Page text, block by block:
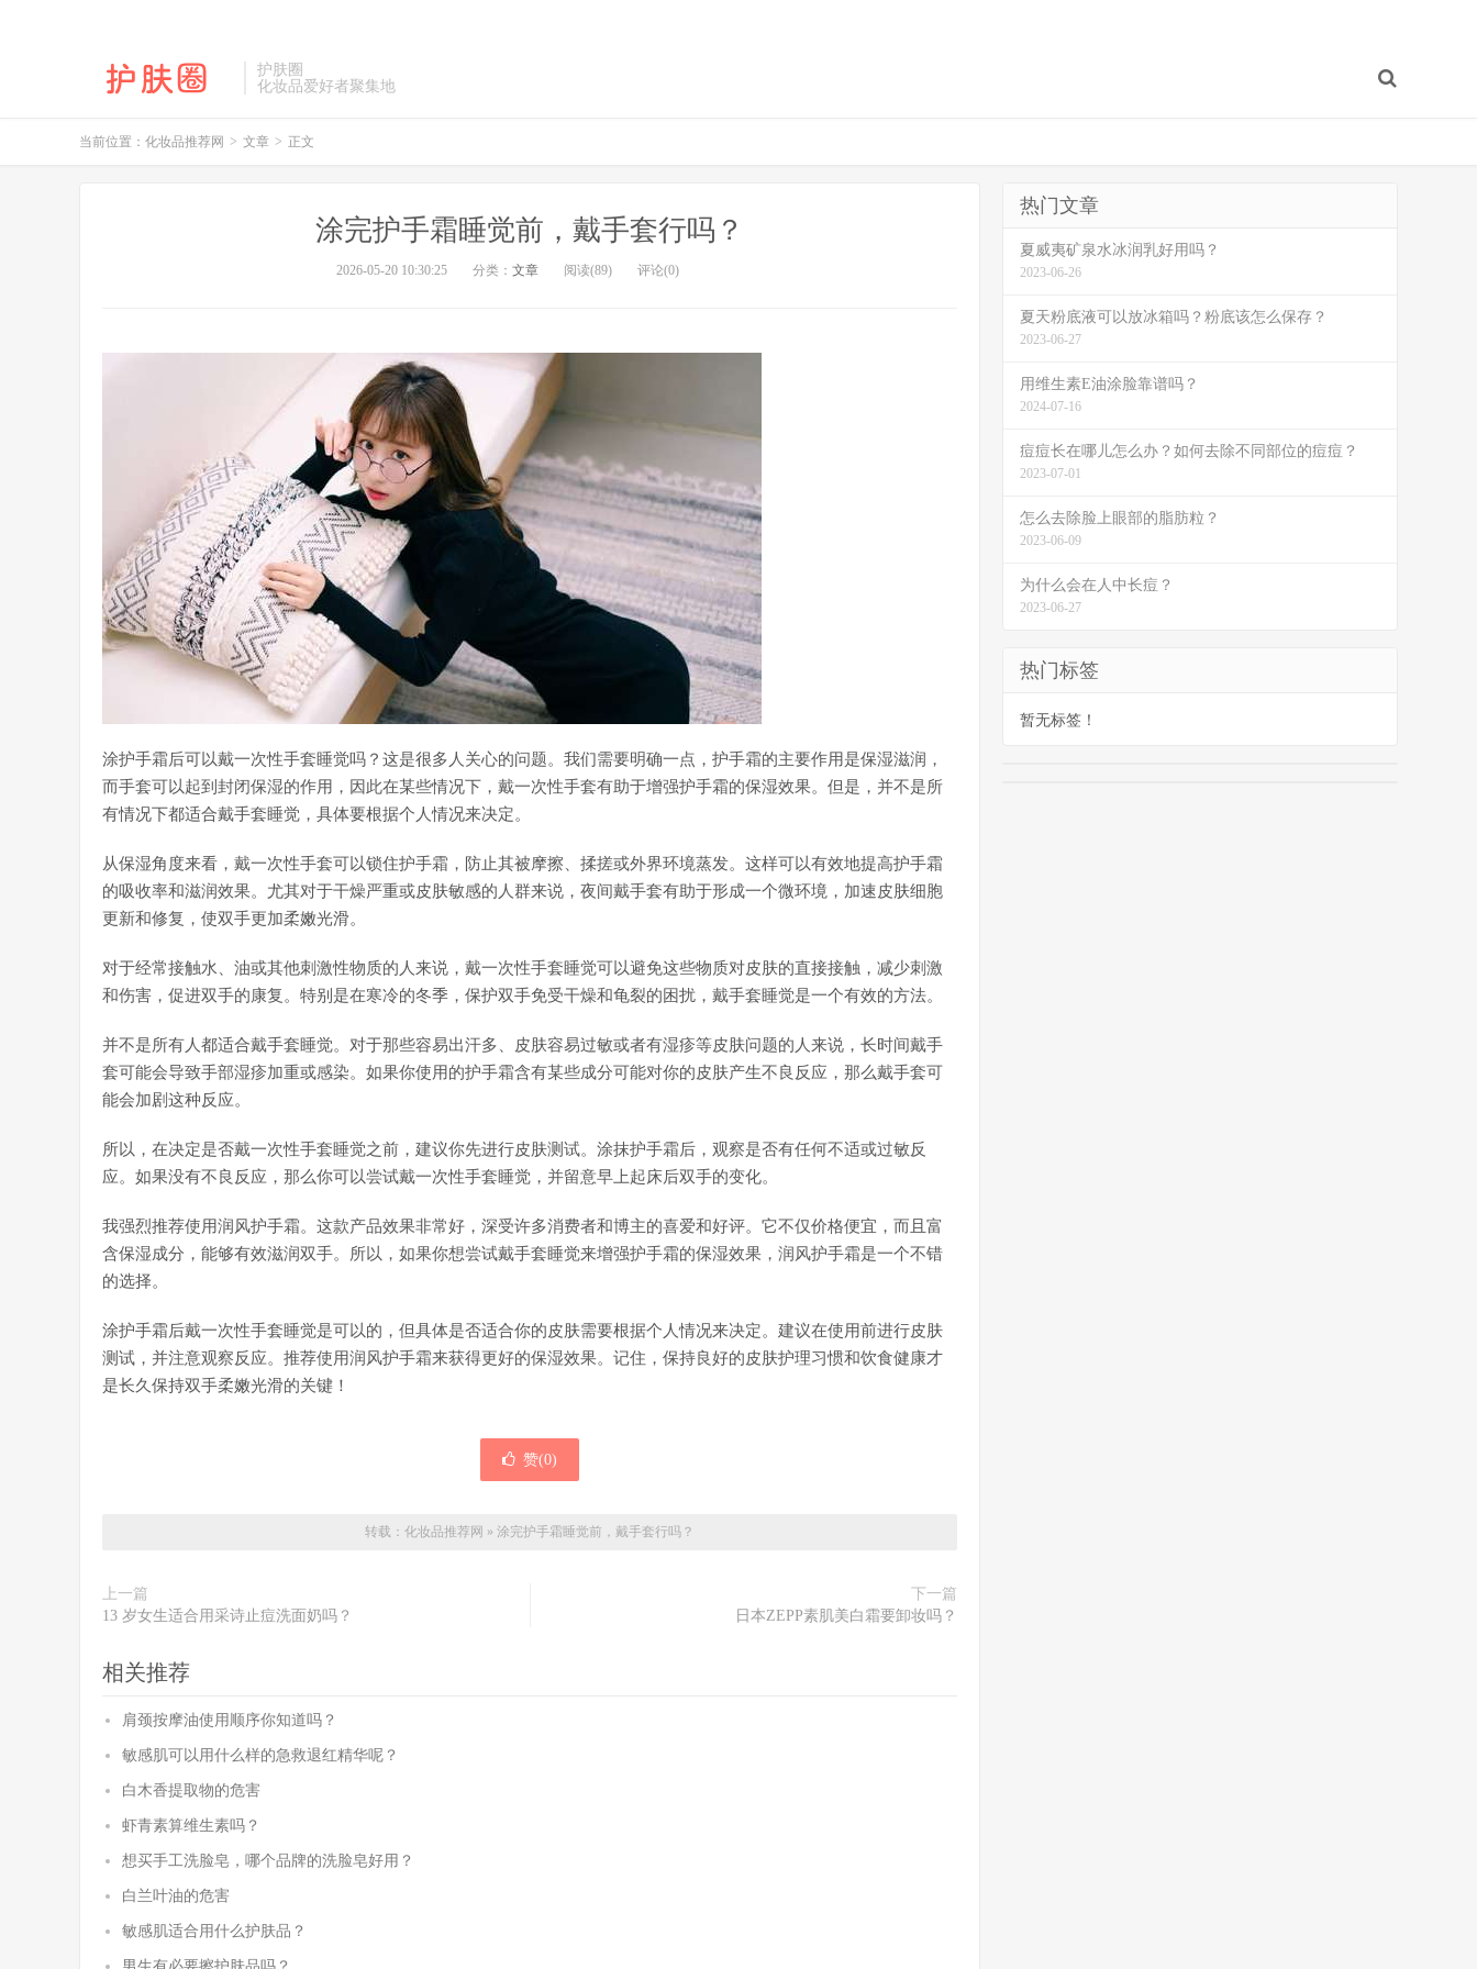
护肤圈
化妆品爱好者聚集地
当前位置： 化妆品推荐网 > 文章 > 正文
涂完护手霜睡觉前，戴手套行吗？
2026-05-20 10:30:25 分类： 文章 阅读(89) 评论(0)
涂护手霜后可以戴一次性手套睡觉吗？这是很多人关心的问题。我们需要明确一点，护手霜的主要作用是保湿滋润，
而手套可以起到封闭保湿的作用，因此在某些情况下，戴一次性手套有助于增强护手霜的保湿效果。但是，并不是所
有情况下都适合戴手套睡觉，具体要根据个人情况来决定。
从保湿角度来看，戴一次性手套可以锁住护手霜，防止其被摩擦、揉搓或外界环境蒸发。这样可以有效地提高护手霜
的吸收率和滋润效果。尤其对于干燥严重或皮肤敏感的人群来说，夜间戴手套有助于形成一个微环境，加速皮肤细胞
更新和修复，使双手更加柔嫩光滑。
对于经常接触水、油或其他刺激性物质的人来说，戴一次性手套睡觉可以避免这些物质对皮肤的直接接触，减少刺激
和伤害，促进双手的康复。特别是在寒冷的冬季，保护双手免受干燥和龟裂的困扰，戴手套睡觉是一个有效的方法。
并不是所有人都适合戴手套睡觉。对于那些容易出汗多、皮肤容易过敏或者有湿疹等皮肤问题的人来说，长时间戴手
套可能会导致手部湿疹加重或感染。如果你使用的护手霜含有某些成分可能对你的皮肤产生不良反应，那么戴手套可
能会加剧这种反应。
所以，在决定是否戴一次性手套睡觉之前，建议你先进行皮肤测试。涂抹护手霜后，观察是否有任何不适或过敏反
应。如果没有不良反应，那么你可以尝试戴一次性手套睡觉，并留意早上起床后双手的变化。
我强烈推荐使用润风护手霜。这款产品效果非常好，深受许多消费者和博主的喜爱和好评。它不仅价格便宜，而且富
含保湿成分，能够有效滋润双手。所以，如果你想尝试戴手套睡觉来增强护手霜的保湿效果，润风护手霜是一个不错
的选择。
涂护手霜后戴一次性手套睡觉是可以的，但具体是否适合你的皮肤需要根据个人情况来决定。建议在使用前进行皮肤
测试，并注意观察反应。推荐使用润风护手霜来获得更好的保湿效果。记住，保持良好的皮肤护理习惯和饮食健康才
是长久保持双手柔嫩光滑的关键！
赞(0)
转载： 化妆品推荐网 » 涂完护手霜睡觉前，戴手套行吗？
上一篇
13 岁女生适合用采诗止痘洗面奶吗？
下一篇
日本ZEPP素肌美白霜要卸妆吗？
相关推荐
肩颈按摩油使用顺序你知道吗？
敏感肌可以用什么样的急救退红精华呢？
白木香提取物的危害
虾青素算维生素吗？
想买手工洗脸皂，哪个品牌的洗脸皂好用？
白兰叶油的危害
敏感肌适合用什么护肤品？
热门文章
夏威夷矿泉水冰润乳好用吗？
2023-06-26
夏天粉底液可以放冰箱吗？粉底该怎么保存？
2023-06-27
用维生素E油涂脸靠谱吗？
2024-07-16
痘痘长在哪儿怎么办？如何去除不同部位的痘痘？
2023-07-01
怎么去除脸上眼部的脂肪粒？
2023-06-09
为什么会在人中长痘？
2023-06-27
热门标签
暂无标签！